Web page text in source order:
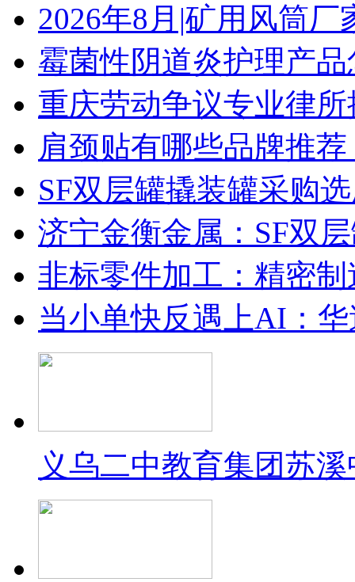
2026年8月|矿用风筒厂
霉菌性阴道炎护理产
重庆劳动争议专业律
肩颈贴有哪些品牌推
SF双层罐撬装罐采购
济宁金衡金属：SF双
非标零件加工：精密
当小单快反遇上AI：
义乌二中教育集团苏